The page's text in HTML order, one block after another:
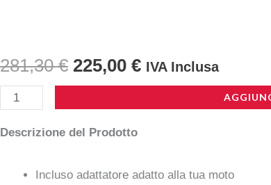
281,30€ Il
originale
225,00 €IlIVA Inclusa
Cavalletto
Ducati
Descrizione del Prodotto
Incluso adattatore adatto alla tua moto